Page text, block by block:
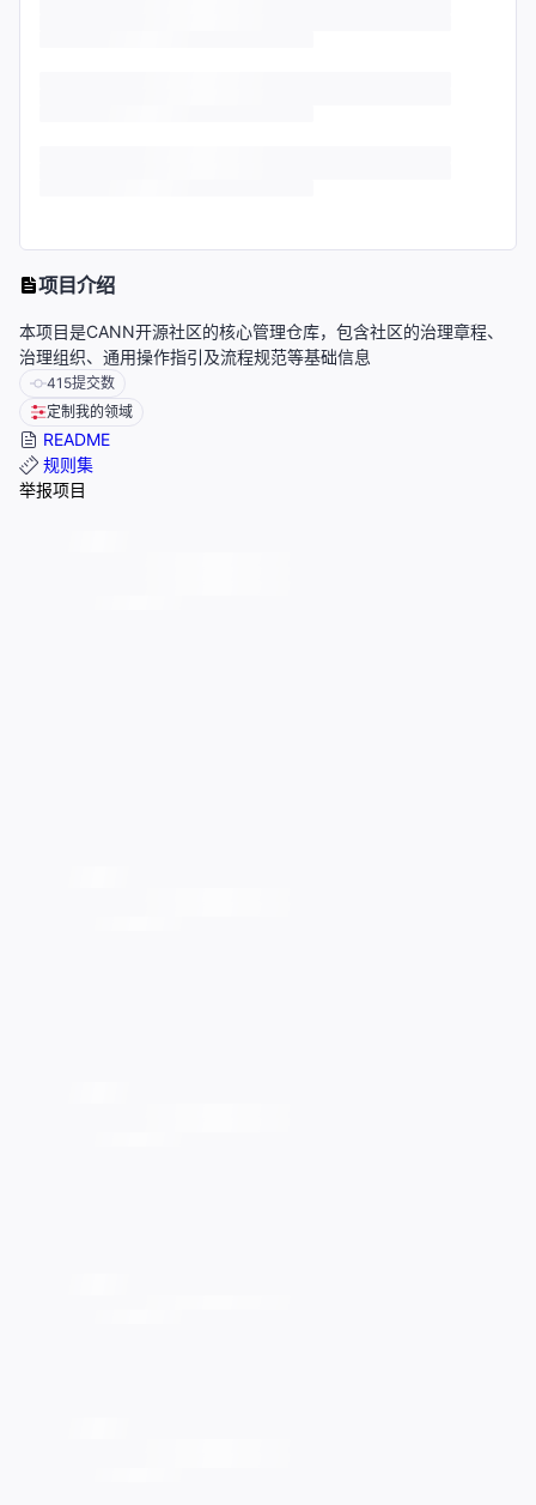
项目介绍
本项目是CANN开源社区的核心管理仓库，包含社区的治理章程、
治理组织、通用操作指引及流程规范等基础信息
415提交数
定制我的领域
README
规则集
举报项目